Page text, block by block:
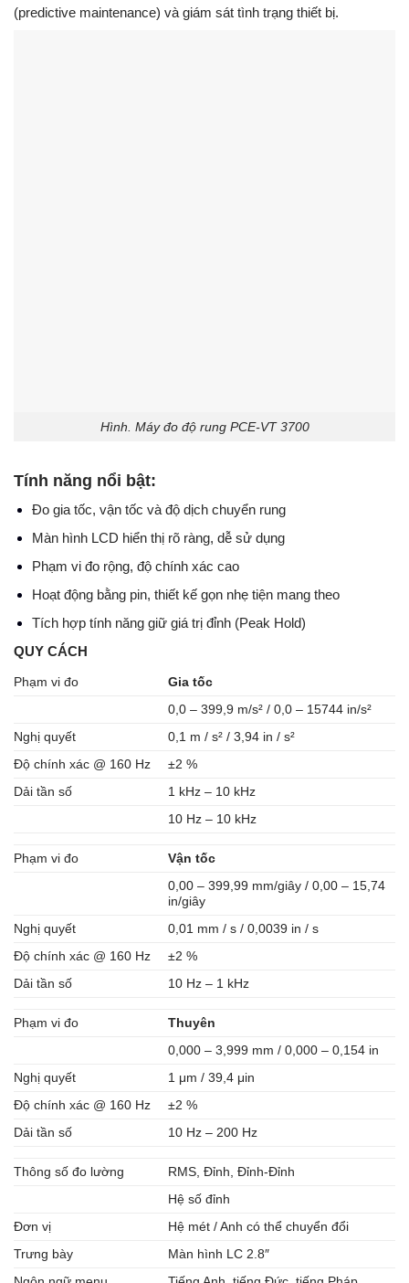
(predictive maintenance) và giám sát tình trạng thiết bị.
Hình. Máy đo độ rung PCE-VT 3700
Tính năng nổi bật:
Đo gia tốc, vận tốc và độ dịch chuyển rung
Màn hình LCD hiển thị rõ ràng, dễ sử dụng
Phạm vi đo rộng, độ chính xác cao
Hoạt động bằng pin, thiết kế gọn nhẹ tiện mang theo
Tích hợp tính năng giữ giá trị đỉnh (Peak Hold)
QUY CÁCH
Phạm vi đo
Gia tốc
0,0 – 399,9 m/s² / 0,0 – 15744 in/s²
Nghị quyết
0,1 m / s² / 3,94 in / s²
Độ chính xác @ 160 Hz
±2 %
Dải tần số
1 kHz – 10 kHz
10 Hz – 10 kHz
Phạm vi đo
Vận tốc
0,00 – 399,99 mm/giây / 0,00 – 15,74
in/giây
Nghị quyết
0,01 mm / s / 0,0039 in / s
Độ chính xác @ 160 Hz
±2 %
Dải tần số
10 Hz – 1 kHz
Phạm vi đo
Thuyên
0,000 – 3,999 mm / 0,000 – 0,154 in
Nghị quyết
1 μm / 39,4 μin
Độ chính xác @ 160 Hz
±2 %
Dải tần số
10 Hz – 200 Hz
Thông số đo lường
RMS, Đỉnh, Đỉnh-Đỉnh
Hệ số đỉnh
Đơn vị
Hệ mét / Anh có thể chuyển đổi
Trưng bày
Màn hình LC 2.8″